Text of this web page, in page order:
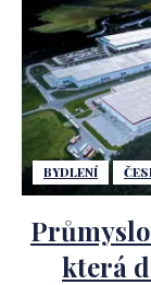
BYDLENÍ
která